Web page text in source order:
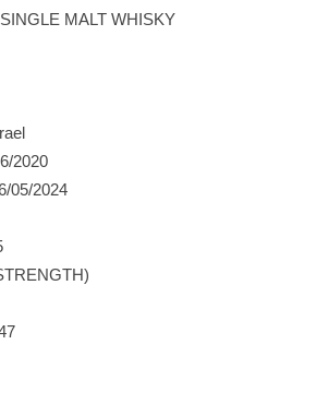
MALT WHISKY
2020
05/2024